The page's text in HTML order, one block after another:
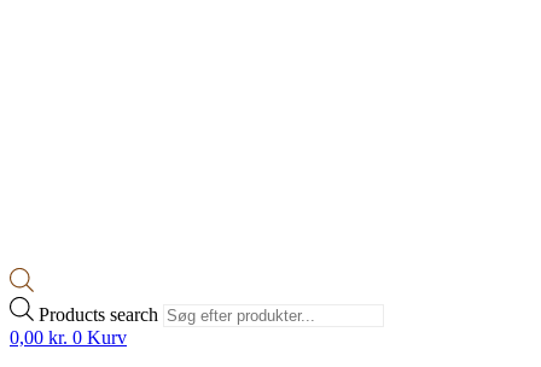
Products search
0,00 kr. 0 Kurv